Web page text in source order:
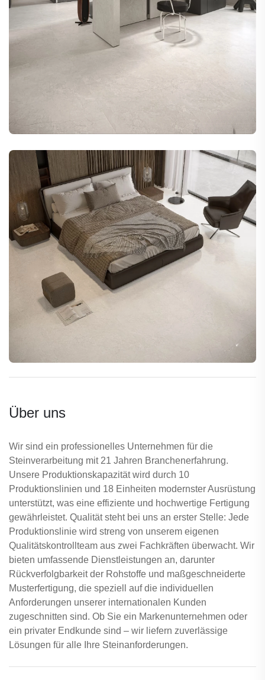
Über uns
Wir sind ein professionelles Unternehmen für die
Steinverarbeitung mit 21 Jahren Branchenerfahrung.
Unsere Produktionskapazität wird durch 10
Produktionslinien und 18 Einheiten modernster Ausrüstung
unterstützt, was eine effiziente und hochwertige Fertigung
gewährleistet. Qualität steht bei uns an erster Stelle: Jede
Produktionslinie wird streng von unserem eigenen
Qualitätskontrollteam aus zwei Fachkräften überwacht. Wir
bieten umfassende Dienstleistungen an, darunter
Rückverfolgbarkeit der Rohstoffe und maßgeschneiderte
Musterfertigung, die speziell auf die individuellen
Anforderungen unserer internationalen Kunden
zugeschnitten sind. Ob Sie ein Markenunternehmen oder
ein privater Endkunde sind – wir liefern zuverlässige
Lösungen für alle Ihre Steinanforderungen.